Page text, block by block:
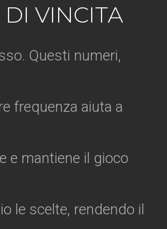
VINCITA
Questi numeri,
frequenza aiuta a
e mantiene il gioco
le scelte, rendendo il